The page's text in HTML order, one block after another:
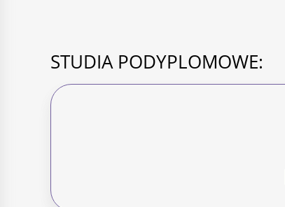
STUDIA PODYPLOMOWE: